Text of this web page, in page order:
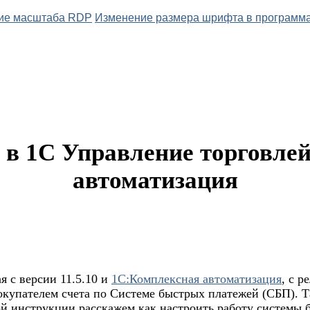
масштаба RDP Изменение размера шрифта в
1С Управление
автоматизация
с версии 11.5.10 и 1С:Комплексная автоматизация, с
счета по Системе быстрых платежей (СБП).